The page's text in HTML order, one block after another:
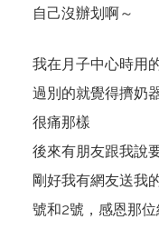
自己沒辦划啊～
我在月子中心時用
過別的就覺得擠奶
很痛那樣
後來有朋友跟我說
剛好我有網友送我
號和2號，感恩那位